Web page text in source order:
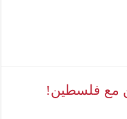
مع فلسطين!